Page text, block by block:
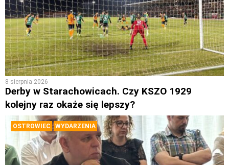
8 sierpnia 2026
Derby w Starachowicach. Czy KSZO 1929
kolejny raz okaże się lepszy?
OSTROWIEC WYDARZENIA